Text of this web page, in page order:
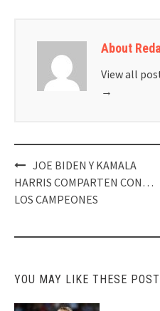
About
View all
→
Post
navigation
JOE BIDEN Y KAMALA
HARRIS COMPARTEN CON…
LOS CAMPEONES
YOU MAY LIKE THESE